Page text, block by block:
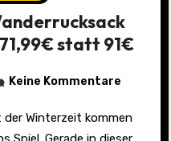
statt 91€
Keine Kommentare